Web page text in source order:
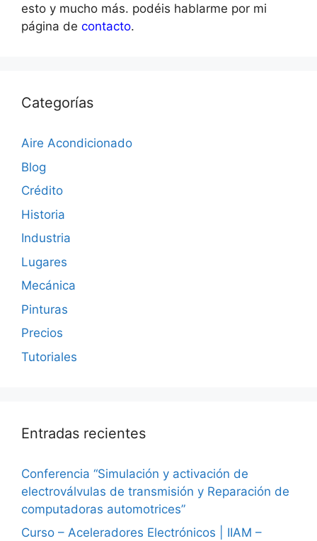
esto y mucho más. podéis hablarme por mi
página de contacto.
Categorías
Aire Acondicionado
Blog
Crédito
Historia
Industria
Lugares
Mecánica
Pinturas
Precios
Tutoriales
Entradas recientes
Conferencia “Simulación y activación de
electroválvulas de transmisión y Reparación de
computadoras automotrices”
Curso – Aceleradores Electrónicos | IIAM –